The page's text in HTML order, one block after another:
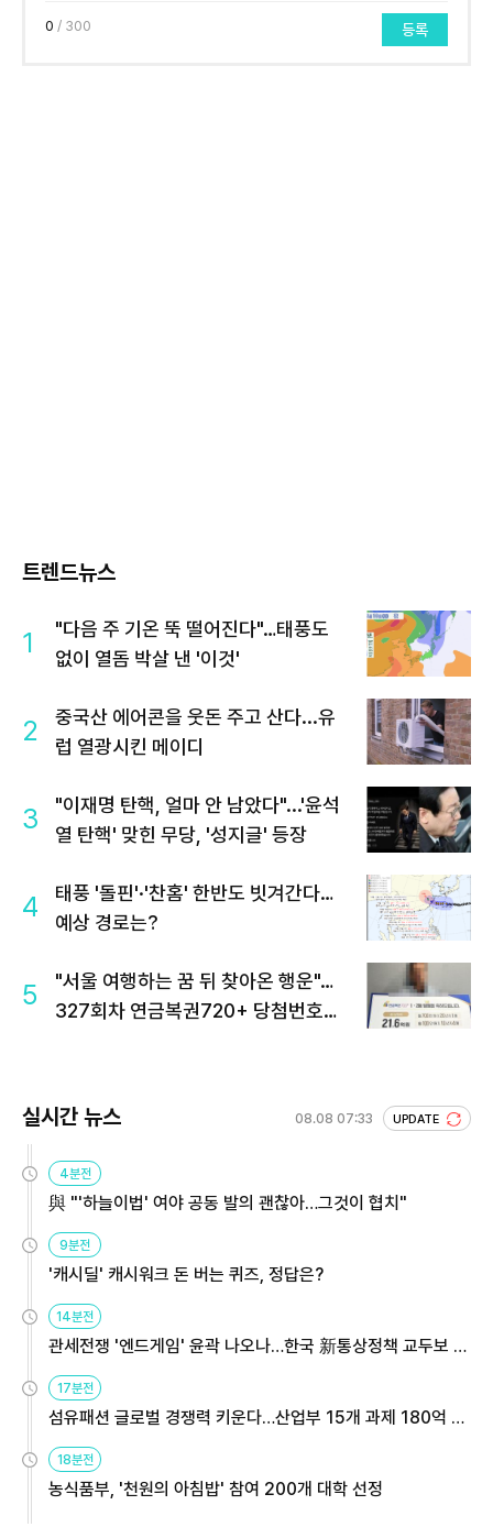
0 / 300 등록
트렌드뉴스
1
"다음 주 기온 뚝 떨어진다"…태풍도
없이 열돔 박살 낸 '이것'
2
중국산 에어콘을 웃돈 주고 산다...유
럽 열광시킨 메이디
3
"이재명 탄핵, 얼마 안 남았다"...'윤석
열 탄핵' 맞힌 무당, '성지글' 등장
4
태풍 '돌핀'·'찬홈' 한반도 빗겨간다…
예상 경로는?
5
"서울 여행하는 꿈 뒤 찾아온 행운"…
327회차 연금복권720+ 당첨번호조
실시간 뉴스 08.08 07:33 UPDATE
4분전
與 "'하늘이법' 여야 공동 발의 괜찮아…그것이 협치"
9분전
'캐시딜' 캐시워크 돈 버는 퀴즈, 정답은?
14분전
관세전쟁 '엔드게임' 윤곽 나오나…한국 新통상정책 교두보 활
17분전
섬유패션 글로벌 경쟁력 키운다…산업부 15개 과제 180억 지
18분전
농식품부, '천원의 아침밥' 참여 200개 대학 선정